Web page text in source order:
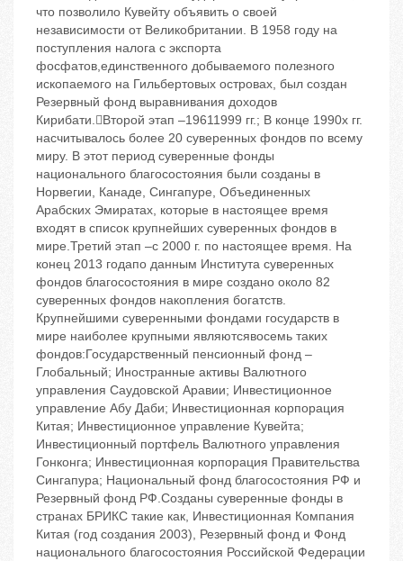
что позволило Кувейту объявить о своей
независимости от Великобритании. В 1958 году на
поступления налога с экспорта
фосфатов,единственного добываемого полезного
ископаемого на Гильбертовых островах, был создан
Резервный фонд выравнивания доходов
Кирибати.Второй этап –19611999 гг.; В конце 1990х гг.
насчитывалось более 20 суверенных фондов по всему
миру. В этот период суверенные фонды
национального благосостояния были созданы в
Норвегии, Канаде, Сингапуре, Объединенных
Арабских Эмиратах, которые в настоящее время
входят в список крупнейших суверенных фондов в
мире.Третий этап –с 2000 г. по настоящее время. На
конец 2013 годапо данным Института суверенных
фондов благосостояния в мире создано около 82
суверенных фондов накопления богатств.
Крупнейшими суверенными фондами государств в
мире наиболее крупными являютсявосемь таких
фондов:Государственный пенсионный фонд –
Глобальный; Иностранные активы Валютного
управления Саудовской Аравии; Инвестиционное
управление Абу Даби; Инвестиционная корпорация
Китая; Инвестиционное управление Кувейта;
Инвестиционный портфель Валютного управления
Гонконга; Инвестиционная корпорация Правительства
Сингапура; Национальный фонд благосостояния РФ и
Резервный фонд РФ.Созданы суверенные фонды в
странах БРИКС такие как, Инвестиционная Компания
Китая (год создания 2003), Резервный фонд и Фонд
национального благосостояния Российской Федерации